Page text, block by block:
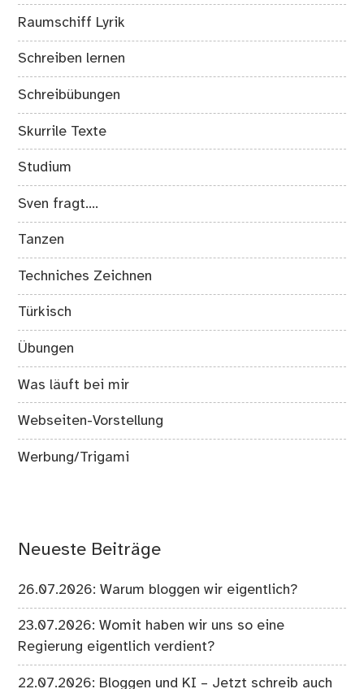
Raumschiff Lyrik
Schreiben lernen
Schreibübungen
Skurrile Texte
Studium
Sven fragt….
Tanzen
Techniches Zeichnen
Türkisch
Übungen
Was läuft bei mir
Webseiten-Vorstellung
Werbung/Trigami
Neueste Beiträge
26.07.2026: Warum bloggen wir eigentlich?
23.07.2026: Womit haben wir uns so eine
Regierung eigentlich verdient?
22.07.2026: Bloggen und KI – Jetzt schreib auch